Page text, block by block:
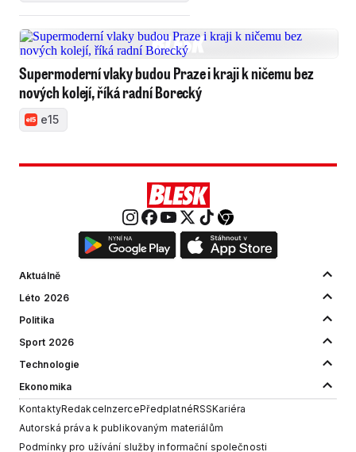
Supermoderní vlaky budou Praze i kraji k ničemu bez
nových kolejí, říká radní Borecký
e15
Aktuálně
Léto 2026
Politika
Sport 2026
Technologie
Ekonomika
KontaktyRedakceInzercePředplatnéRSSKariéra
Autorská práva k publikovaným materiálům
Podmínky pro užívání služby informační společnosti